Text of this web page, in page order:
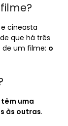
cineasta
que há três
um filme: o
uma
às outras.